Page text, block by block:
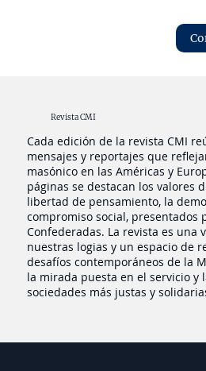
Revista CMI
Cada edición de la revista CMI
mensajes y reportajes que
masónico en las Américas y
páginas se destacan los valores
libertad de pensamiento, la
compromiso social, presentados
Confederadas. La revista es una
nuestras logias y un espacio de
desafíos contemporáneos de la
la mirada puesta en el servicio y
sociedades más justas y